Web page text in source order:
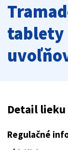
tablety
Detail lieku
Regulačné